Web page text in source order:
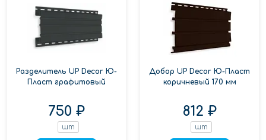
Разделитель UP Decor Ю-
Пласт графитовый
750 ₽
шт
Добор UP Decor Ю-Пласт
коричневый 170 мм
812 ₽
шт